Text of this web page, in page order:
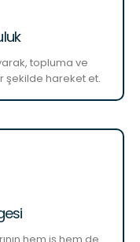
topluma ve
şekilde hareket et.